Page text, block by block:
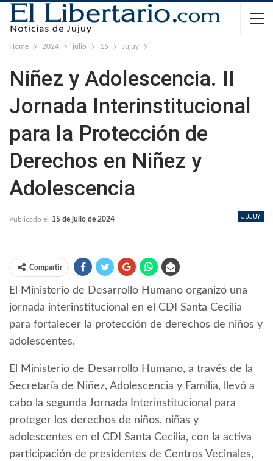
Home 2024 julio 15 Jujuy
Niñez y Adolescencia. II
Jornada Interinstitucional
para la Protección de
Derechos en Niñez y
Adolescencia
JUJUY
Publicado el 15 de julio de 2024
Compartir
El Ministerio de Desarrollo Humano organizó una
jornada interinstitucional en el CDI Santa Cecilia
para fortalecer la protección de derechos de niños y
adolescentes.
El Ministerio de Desarrollo Humano, a través de la
Secretaría de Niñez, Adolescencia y Familia, llevó a
cabo la segunda Jornada Interinstitucional para
proteger los derechos de niños, niñas y
adolescentes en el CDI Santa Cecilia, con la activa
participación de presidentes de Centros Vecinales,